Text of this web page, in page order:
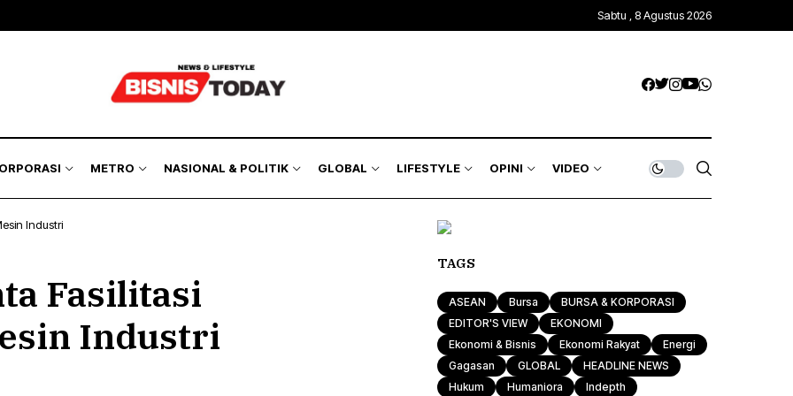
Sabtu , 8 Agustus 2026
METRO NASIONAL & POLITIK GLOBAL LIFESTYLE OPINI VIDEO
Industri
Fasilitasi
Industri
TAGS
ASEAN Bursa
BURSA & KORPORASI
EDITOR'S VIEW
EKONOMI
Ekonomi & Bisnis
Ekonomi Rakyat
Energi
Gagasan
GLOBAL
HEADLINE NEWS
Hukum
Humaniora
Indepth